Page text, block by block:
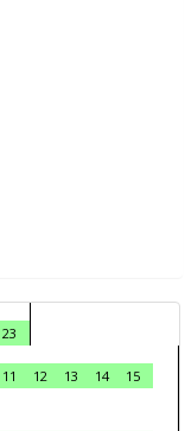
23
11 12 13 14
15